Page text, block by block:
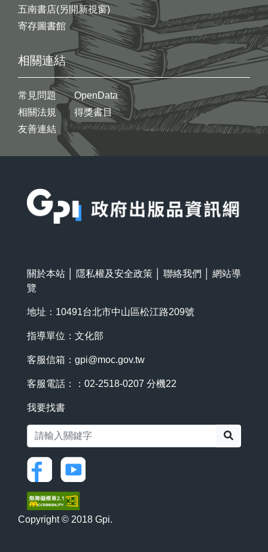
五南書店(另開新視窗)
寄存圖書館
相關連結
常見問題
相關法規
友善連結
OpenData
得獎書目
關於本站 隱私權及安全政策 聯絡我們
網站導
覽
地址：10491台北市中山區松江路209號
指導單位：文化部
客服信箱： gpi@moc.gov.tw
客服電話：：02-2518-0207 分機22
我要找書
Copyright © 2018 Gpi.